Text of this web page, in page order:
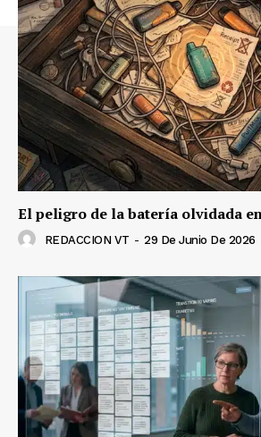
El peligro de la batería olvidada
REDACCION VT - 29 De Junio De 2026